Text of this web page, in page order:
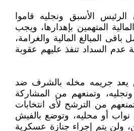
الأسبق ونجليه قاموا
المتهمين بإهدارها، ويجب
المبالغ المالية والغرامة،
عدم السداد تنفذ عليهم عقوبة
يعد جريمه مخله بالشرف ضد
وتمنعهم من المشاركة
من الترشح لأى انتخابات
أو محليه، وتوضع بالفيش
ولن يتم إجراء جنازة عسكرية